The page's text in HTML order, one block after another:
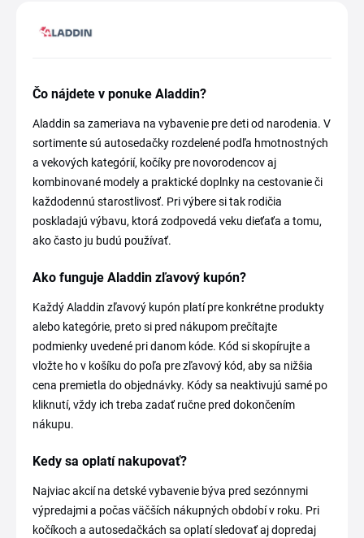
Čo nájdete v ponuke Aladdin?
Aladdin sa zameriava na vybavenie pre deti od narodenia. V
sortimente sú autosedačky rozdelené podľa hmotnostných
a vekových kategórií, kočíky pre novorodencov aj
kombinované modely a praktické doplnky na cestovanie či
každodennú starostlivosť. Pri výbere si tak rodičia
poskladajú výbavu, ktorá zodpovedá veku dieťaťa a tomu,
ako často ju budú používať.
Ako funguje Aladdin zľavový kupón?
Každý Aladdin zľavový kupón platí pre konkrétne produkty
alebo kategórie, preto si pred nákupom prečítajte
podmienky uvedené pri danom kóde. Kód si skopírujte a
vložte ho v košíku do poľa pre zľavový kód, aby sa nižšia
cena premietla do objednávky. Kódy sa neaktivujú samé po
kliknutí, vždy ich treba zadať ručne pred dokončením
nákupu.
Kedy sa oplatí nakupovať?
Najviac akcií na detské vybavenie býva pred sezónnymi
výpredajmi a počas väčších nákupných období v roku. Pri
kočíkoch a autosedačkách sa oplatí sledovať aj dopredaj